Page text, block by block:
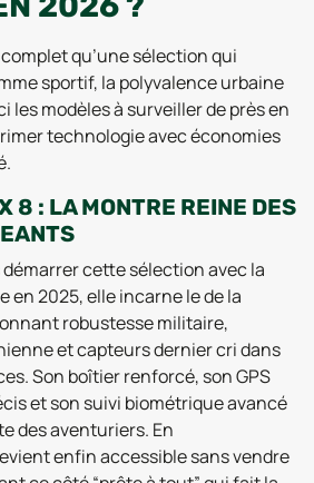
qu’une sélection qui
sportif, la polyvalence urbaine
les modèles à surveiller de près en
technologie avec économies
8 : LA MONTRE REINE DES
démarrer cette sélection avec la
en 2025, elle incarne le de la
robustesse militaire,
et capteurs dernier cri dans
Son boîtier renforcé, son GPS
et son suivi biométrique avancé
des aventuriers. En
enfin accessible sans vendre